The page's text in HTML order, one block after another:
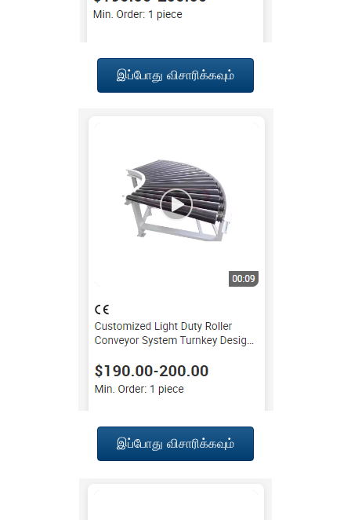
இப்போது விசாரிக்கவும்
இப்போது விசாரிக்கவும்